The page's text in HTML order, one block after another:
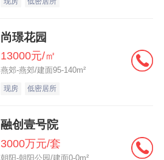
尚璟花园
13000元/㎡
燕郊-燕郊/建面95-140m²
现房 低密居所
融创壹号院
3000万元/套
朝阳-朝阳公园/建面0-0m²